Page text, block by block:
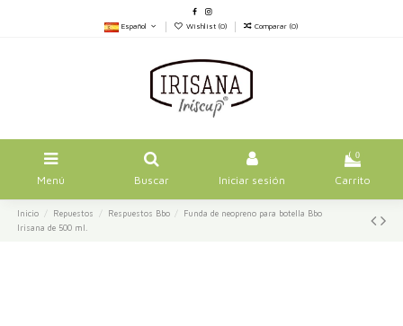
Español Wishlist (0) Comparar (0)
Menú Buscar Iniciar sesión
0
Carrito
Inicio Repuestos Respuestos Bbo
Funda de neopreno para botella Bbo
Irisana de 500 ml.